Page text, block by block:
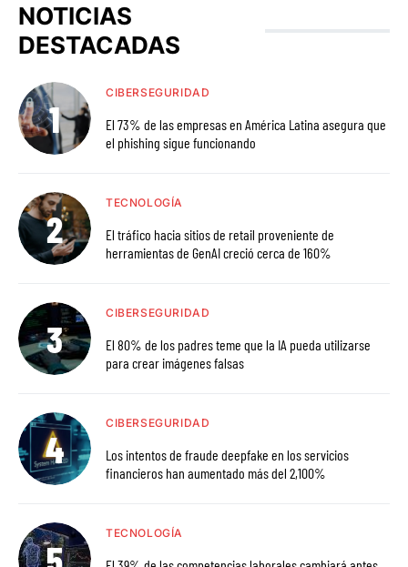
NOTICIAS
DESTACADAS
CIBERSEGURIDAD
El 73% de las empresas en América Latina asegura que
el phishing sigue funcionando
TECNOLOGÍA
El tráfico hacia sitios de retail proveniente de
herramientas de GenAI creció cerca de 160%
CIBERSEGURIDAD
El 80% de los padres teme que la IA pueda utilizarse
para crear imágenes falsas
CIBERSEGURIDAD
Los intentos de fraude deepfake en los servicios
financieros han aumentado más del 2,100%
TECNOLOGÍA